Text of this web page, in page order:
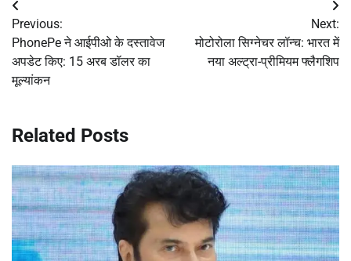
Post
navigation
Previous:
PhonePe ने आईपीओ के दस्तावेज
अपडेट किए: 15 अरब डॉलर का
मूल्यांकन
Next:
मोटोरोला सिग्नेचर लॉन्च: भारत में
नया अल्ट्रा-प्रीमियम फ्लैगशिप
Related Posts